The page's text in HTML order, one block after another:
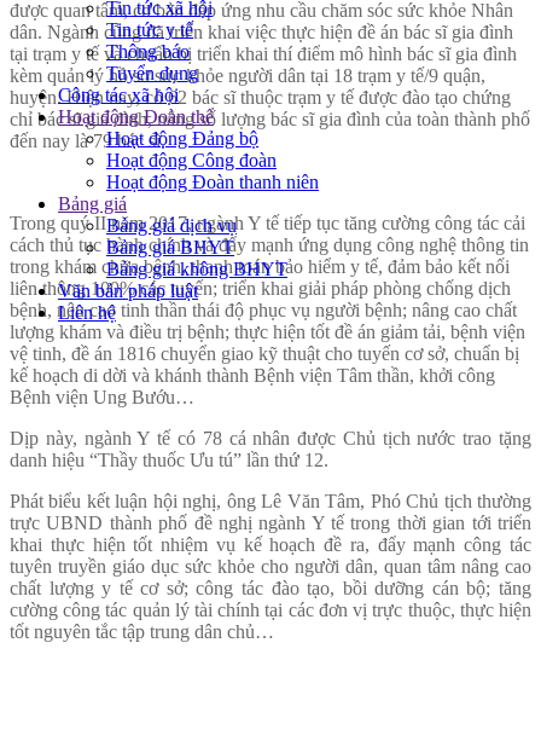
Tin tức xã hội
Tin tức y tế
Thông báo
Tuyển dụng
Công tác xã hội
Hoạt động Đoàn thể
Hoạt động Đảng bộ
Hoạt động Công đoàn
Hoạt động Đoàn thanh niên
Bảng giá
Bảng giá dịch vụ
Bảng giá BHYT
Bảng giá không BHYT
Văn bản pháp luật
Liên hệ
được quan tâm, cơ bản đáp ứng nhu cầu chăm sóc sức khỏe Nhân
dân. Ngành cũng đã triển khai việc thực hiện đề án bác sĩ gia đình
tại trạm y tế và chuẩn bị triển khai thí điểm mô hình bác sĩ gia đình
kèm quản lý hồ sơ sức khỏe người dân tại 18 trạm y tế/9 quận,
huyện. Hiện nay, có 62 bác sĩ thuộc trạm y tế được đào tạo chứng
chỉ bác sĩ gia đình, nâng số lượng bác sĩ gia đình của toàn thành phố
đến nay là 79 bác sĩ.
Trong quý II năm 2017, ngành Y tế tiếp tục tăng cường công tác cải
cách thủ tục hành chính và đẩy mạnh ứng dụng công nghệ thông tin
trong khám chữa bệnh, thanh toán bảo hiểm y tế, đảm bảo kết nối
liên thông 100% các tuyến; triển khai giải pháp phòng chống dịch
bệnh, nêu cao tinh thần thái độ phục vụ người bệnh; nâng cao chất
lượng khám và điều trị bệnh; thực hiện tốt đề án giảm tải, bệnh viện
vệ tinh, đề án 1816 chuyển giao kỹ thuật cho tuyến cơ sở, chuẩn bị
kế hoạch di dời và khánh thành Bệnh viện Tâm thần, khởi công
Bệnh viện Ung Bướu…
Dịp này, ngành Y tế có 78 cá nhân được Chủ tịch nước trao tặng
danh hiệu “Thầy thuốc Ưu tú” lần thứ 12.
Phát biểu kết luận hội nghị, ông Lê Văn Tâm, Phó Chủ tịch thường
trực UBND thành phố đề nghị ngành Y tế trong thời gian tới triển
khai thực hiện tốt nhiệm vụ kế hoạch đề ra, đẩy mạnh công tác
tuyên truyền giáo dục sức khỏe cho người dân, quan tâm nâng cao
chất lượng y tế cơ sở; công tác đào tạo, bồi dưỡng cán bộ; tăng
cường công tác quản lý tài chính tại các đơn vị trực thuộc, thực hiện
tốt nguyên tắc tập trung dân chủ…